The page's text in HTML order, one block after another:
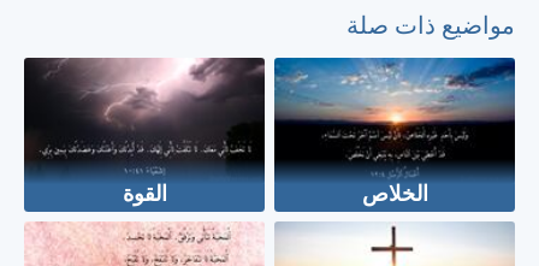
مواضيع ذات صلة
الخلاص القوة